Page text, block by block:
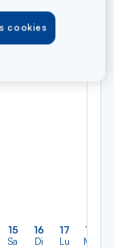
15
Sa
16
Di
17
Lu
18
Ma
cookies